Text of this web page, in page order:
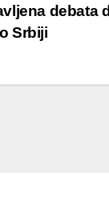
debata
Srbiji